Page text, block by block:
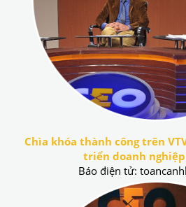
Chìa khóa thành công trên
triển doanh
Báo điện tử: